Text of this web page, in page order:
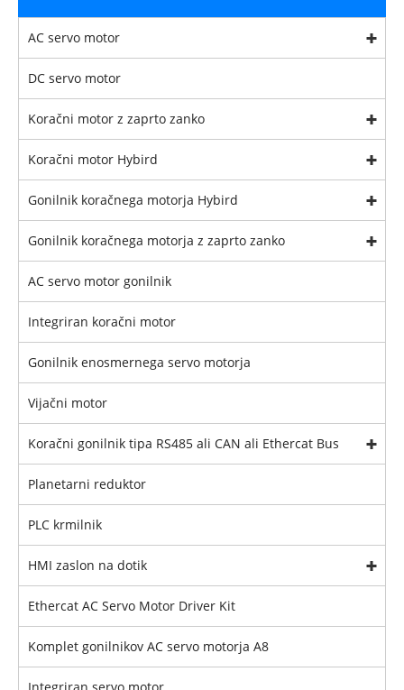
AC servo motor
DC servo motor
Koračni motor z zaprto zanko
Koračni motor Hybird
Gonilnik koračnega motorja Hybird
Gonilnik koračnega motorja z zaprto zanko
AC servo motor gonilnik
Integriran koračni motor
Gonilnik enosmernega servo motorja
Vijačni motor
Koračni gonilnik tipa RS485 ali CAN ali Ethercat Bus
Planetarni reduktor
PLC krmilnik
HMI zaslon na dotik
Ethercat AC Servo Motor Driver Kit
Komplet gonilnikov AC servo motorja A8